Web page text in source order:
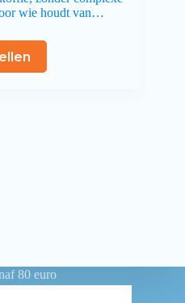
wie houdt van…
80 euro